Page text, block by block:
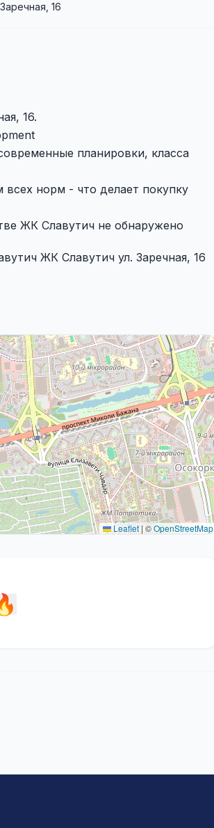
16
16.
планировки, класса
норм - что делает покупку
ЖК Славутич не обнаружено
ЖК Славутич ул. Заречная, 16
Leaflet|©OpenStreetMap